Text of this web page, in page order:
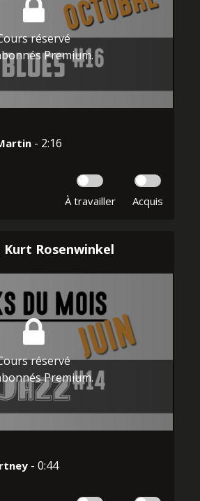
réservé
Premium.
- 2:16
À travailler Acquis
Kurt Rosenwinkel
réservé
Premium.
- 0:44